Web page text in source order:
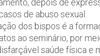
depois de
de abuso sexual.
dos bispos é a
ao seminário, por
saúde física e